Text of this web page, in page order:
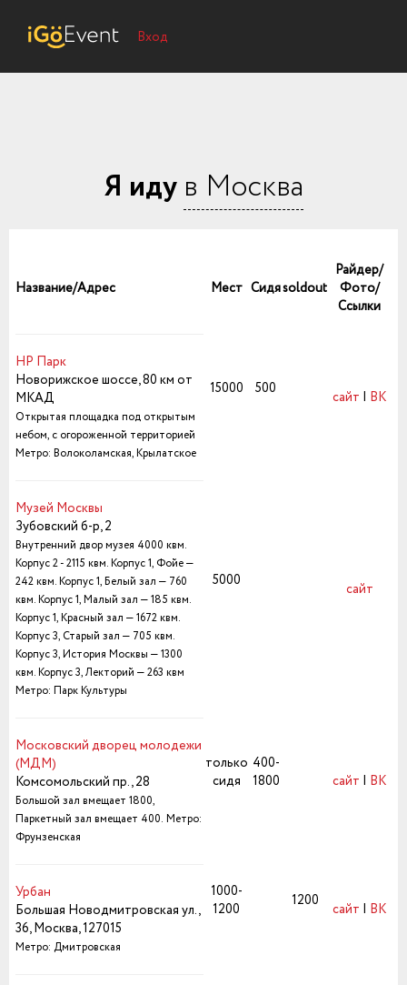
Вход
Я иду в Москва
Название/Адрес Мест Сидяsoldout
Райдер/
Фото/
Ссылки
НР Парк
Новорижское шоссе, 80 км от
МКАД
Открытая площадка под открытым
небом, с огороженной территорией
Метро: Волоколамская, Крылатское
15000 500 сайт | ВК
Музей Москвы
Зубовский б-р, 2
Внутренний двор музея 4000 квм.
Корпус 2 - 2115 квм. Корпус 1, Фойе —
242 квм. Корпус 1, Белый зал — 760
квм. Корпус 1, Малый зал — 185 квм.
Корпус 1, Красный зал — 1672 квм.
Корпус 3, Старый зал — 705 квм.
Корпус 3, История Москвы — 1300
квм. Корпус 3, Лекторий — 263 квм
Метро: Парк Культуры
5000 сайт
Московский дворец молодежи
(МДМ)
Комсомольский пр., 28
Большой зал вмещает 1800,
Паркетный зал вмещает 400. Метро:
Фрунзенская
только
сидя
400-
1800
сайт | ВК
Урбан
Большая Новодмитровская ул.,
36, Москва, 127015
Метро: Дмитровская
1000-
1200
1200 сайт | ВК